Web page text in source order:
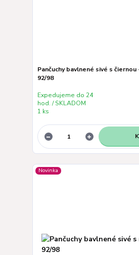
Pančuchy bavlnené sivé s
92/98
Expedujeme do 24
hod. / SKLADOM
1 ks
Novinka